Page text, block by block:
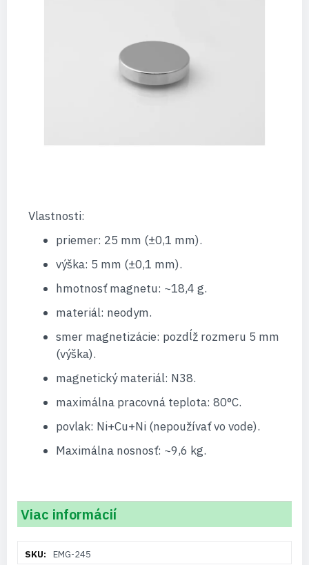
Vlastnosti:
priemer: 25 mm (±0,1 mm).
výška: 5 mm (±0,1 mm).
hmotnosť magnetu: ~18,4 g.
materiál: neodym.
smer magnetizácie: pozdĺž rozmeru 5 mm
(výška).
magnetický materiál: N38.
maximálna pracovná teplota: 80°C.
povlak: Ni+Cu+Ni (nepoužívať vo vode).
Maximálna nosnosť: ~9,6 kg.
Viac informácií
informáciíEMG-245